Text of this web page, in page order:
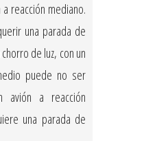
reacción mediano.
una parada de
de luz, con un
puede no ser
avión a reacción
una parada de